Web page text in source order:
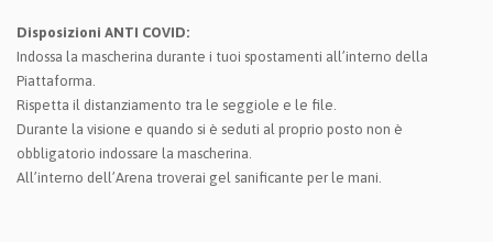
Disposizioni ANTI COVID:
Indossa la mascherina durante i tuoi spostamenti all’interno della
Piattaforma.
Rispetta il distanziamento tra le seggiole e le file.
Durante la visione e quando si è seduti al proprio posto non è
obbligatorio indossare la mascherina.
All’interno dell’Arena troverai gel sanificante per le mani.